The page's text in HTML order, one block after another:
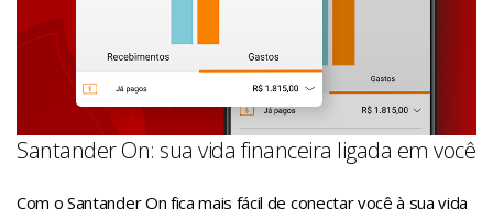
Santander On: sua vida financeira ligada em você
Com o Santander On fica mais fácil de conectar você à sua vida